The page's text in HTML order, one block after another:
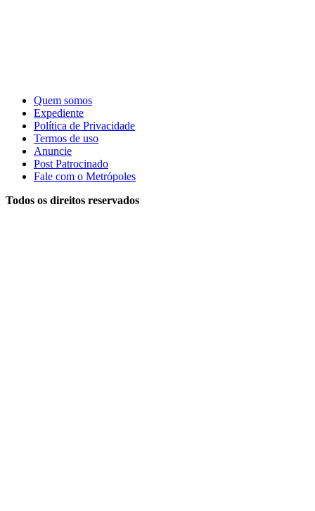
Quem somos
Expediente
Política de Privacidade
Termos de uso
Anuncie
Post Patrocinado
Fale com o Metrópoles
Todos os direitos reservados